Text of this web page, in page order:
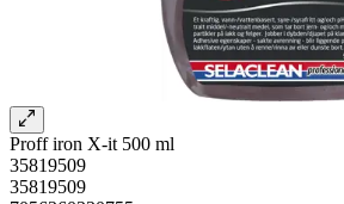
Proff iron X-it 500 ml
35819509
35819509